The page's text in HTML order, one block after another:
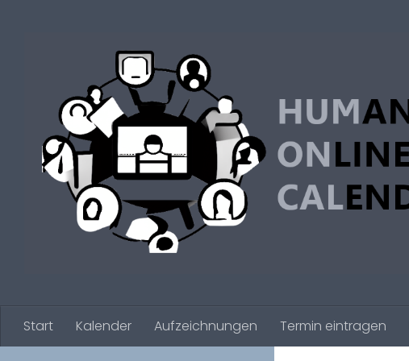
Start Kalender Aufzeichnungen Termin eintragen